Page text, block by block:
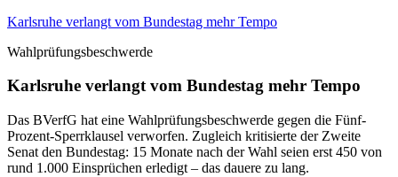
Karlsruhe verlangt vom Bundestag mehr Tempo
Wahlprüfungsbeschwerde
Karlsruhe verlangt vom Bundestag mehr Tempo
Das BVerfG hat eine Wahlprüfungsbeschwerde gegen die Fünf-
Prozent-Sperrklausel verworfen. Zugleich kritisierte der Zweite
Senat den Bundestag: 15 Monate nach der Wahl seien erst 450 von
rund 1.000 Einsprüchen erledigt – das dauere zu lang.